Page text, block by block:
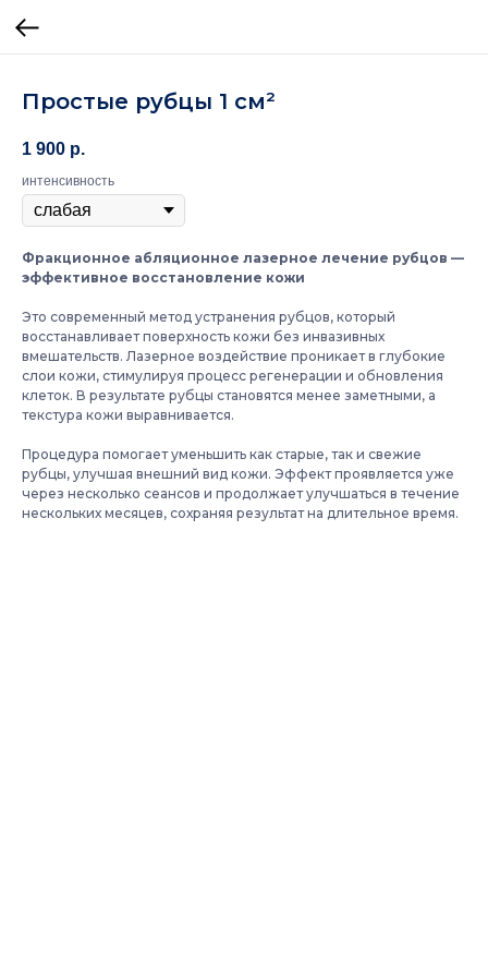
Простые рубцы 1 см²
1 900 р.
интенсивность
Фракционное абляционное лазерное лечение рубцов —
эффективное восстановление кожи
Это современный метод устранения рубцов, который
восстанавливает поверхность кожи без инвазивных
вмешательств. Лазерное воздействие проникает в глубокие
слои кожи, стимулируя процесс регенерации и обновления
клеток. В результате рубцы становятся менее заметными, а
текстура кожи выравнивается.
Процедура помогает уменьшить как старые, так и свежие
рубцы, улучшая внешний вид кожи. Эффект проявляется уже
через несколько сеансов и продолжает улучшаться в течение
нескольких месяцев, сохраняя результат на длительное время.